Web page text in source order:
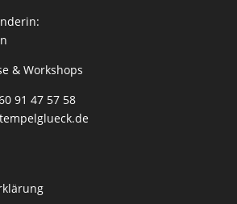
& Workshops
91 47 57 58